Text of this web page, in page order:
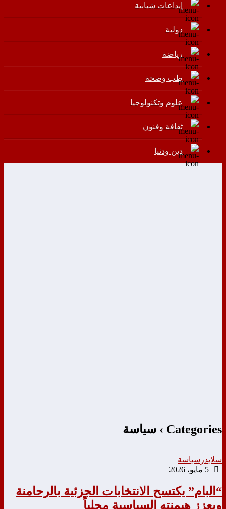
إبداعات شبابية
دولية
رياضة
طب وصحة
علوم وتكنولوجيا
ثقافة وفنون
دين ودنيا
Categories › سياسة
سلايدر سياسة
5 مايو، 2026
“البام” يكتسح الانتخابات الجزئية بالرحامنة
ويعزز هيمنته السياسية محلياً